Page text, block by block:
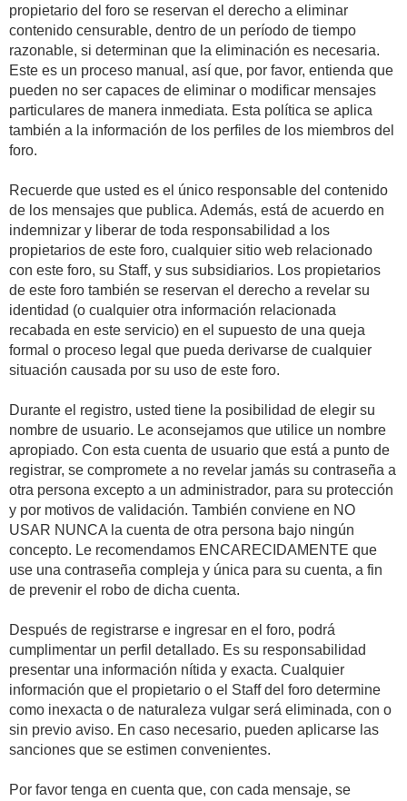
propietario del foro se reservan el derecho a eliminar
contenido censurable, dentro de un período de tiempo
razonable, si determinan que la eliminación es necesaria.
Este es un proceso manual, así que, por favor, entienda que
pueden no ser capaces de eliminar o modificar mensajes
particulares de manera inmediata. Esta política se aplica
también a la información de los perfiles de los miembros del
foro.
Recuerde que usted es el único responsable del contenido
de los mensajes que publica. Además, está de acuerdo en
indemnizar y liberar de toda responsabilidad a los
propietarios de este foro, cualquier sitio web relacionado
con este foro, su Staff, y sus subsidiarios. Los propietarios
de este foro también se reservan el derecho a revelar su
identidad (o cualquier otra información relacionada
recabada en este servicio) en el supuesto de una queja
formal o proceso legal que pueda derivarse de cualquier
situación causada por su uso de este foro.
Durante el registro, usted tiene la posibilidad de elegir su
nombre de usuario. Le aconsejamos que utilice un nombre
apropiado. Con esta cuenta de usuario que está a punto de
registrar, se compromete a no revelar jamás su contraseña a
otra persona excepto a un administrador, para su protección
y por motivos de validación. También conviene en NO
USAR NUNCA la cuenta de otra persona bajo ningún
concepto. Le recomendamos ENCARECIDAMENTE que
use una contraseña compleja y única para su cuenta, a fin
de prevenir el robo de dicha cuenta.
Después de registrarse e ingresar en el foro, podrá
cumplimentar un perfil detallado. Es su responsabilidad
presentar una información nítida y exacta. Cualquier
información que el propietario o el Staff del foro determine
como inexacta o de naturaleza vulgar será eliminada, con o
sin previo aviso. En caso necesario, pueden aplicarse las
sanciones que se estimen convenientes.
Por favor tenga en cuenta que, con cada mensaje, se